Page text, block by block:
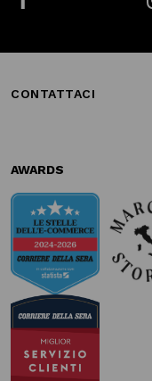
CONTATTACI
AWARDS